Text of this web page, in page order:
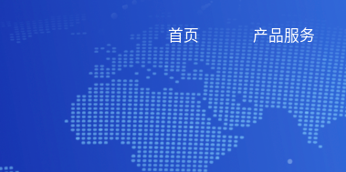
首页 产品服务